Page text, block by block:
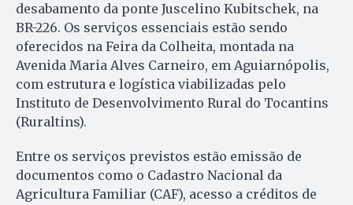
desabamento da ponte Juscelino Kubitschek, na
BR-226. Os serviços essenciais estão sendo
oferecidos na Feira da Colheita, montada na
Avenida Maria Alves Carneiro, em Aguiarnópolis,
com estrutura e logística viabilizadas pelo
Instituto de Desenvolvimento Rural do Tocantins
(Ruraltins).
Entre os serviços previstos estão emissão de
documentos como o Cadastro Nacional da
Agricultura Familiar (CAF), acesso a créditos de